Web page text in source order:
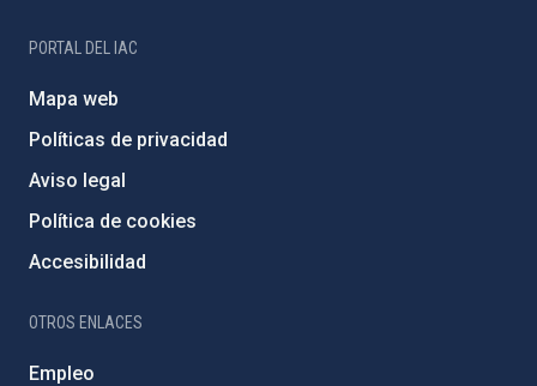
PORTAL DEL IAC
Mapa web
Políticas de privacidad
Aviso legal
Política de cookies
Accesibilidad
OTROS ENLACES
Empleo